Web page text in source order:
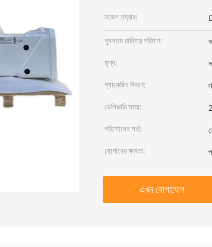
মডেল নম্বার:
ন্যূনতম চাহিদার পরিমাণ:
মূল্য:
প্যাকেজিং বিবরণ:
ডেলিভারি সময়:
পরিশোধের শর্ত:
যোগানের ক্ষমতা:
এখন যোগাযোগ